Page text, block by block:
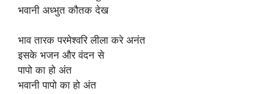
भवानी अध्भुत कौतक देख
भाव तारक परमेश्वरि लीला करे अनंत
इसके भजन और वंदन से
पापो का हो अंत
भवानी पापो का हो अंत